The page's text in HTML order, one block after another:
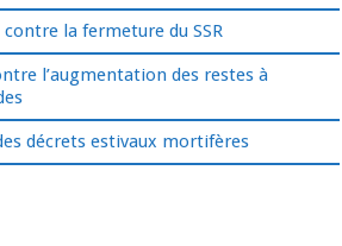
la fermeture du SSR
l’augmentation des restes à
décrets estivaux mortifères